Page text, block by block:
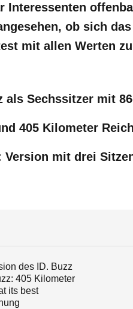
Interessenten
ob sich
mit allen Werten
als Sechssitzer mit
405 Kilometer
Version mit drei
des ID. Buzz
405 Kilometer
its best